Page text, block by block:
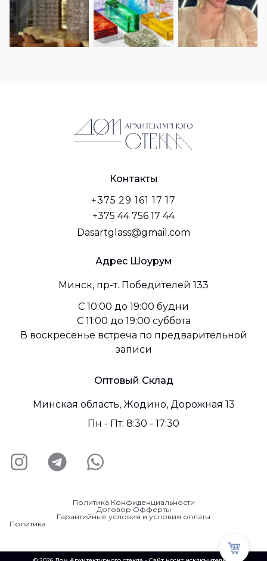
Контакты
+375 29 161 17 17
+375 44 756 17 44
Dasartglass@gmail.com
Адрес Шоурум
Минск, пр-т. Победителей 133
C 10:00 до 19:00 будни
С 11:00 до 19:00 суббота
В воскресенье встреча по предварительной
записи
Оптовый Склад
Минская область, Жодино, Дорожная 13
Пн - Пт: 8:30 - 17:30
Политика Конфиденциальности
Договор Офферты
Гарантийные условия и условия оплаты
Политика